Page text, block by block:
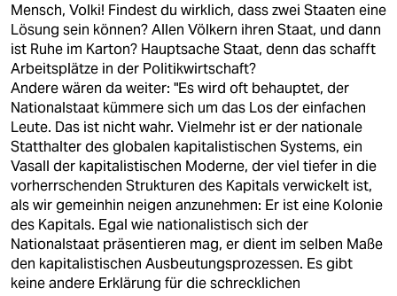
Mensch, Volki! Findest du wirklich, dass zwei Staaten eine
Lösung sein können? Allen Völkern ihren Staat, und dann
ist Ruhe im Karton? Hauptsache Staat, denn das schafft
Arbeitsplätze in der Politikwirtschaft?
Andere wären da weiter: "Es wird oft behauptet, der
Nationalstaat kümmere sich um das Los der einfachen
Leute. Das ist nicht wahr. Vielmehr ist er der nationale
Statthalter des globalen kapitalistischen Systems, ein
Vasall der kapitalistischen Moderne, der viel tiefer in die
vorherrschenden Strukturen des Kapitals verwickelt ist,
als wir gemeinhin neigen anzunehmen: Er ist eine Kolonie
des Kapitals. Egal wie nationalistisch sich der
Nationalstaat präsentieren mag, er dient im selben Maße
den kapitalistischen Ausbeutungsprozessen. Es gibt
keine andere Erklärung für die schrecklichen